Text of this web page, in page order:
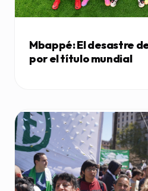
Mbappé: El desastre
por el título mundial